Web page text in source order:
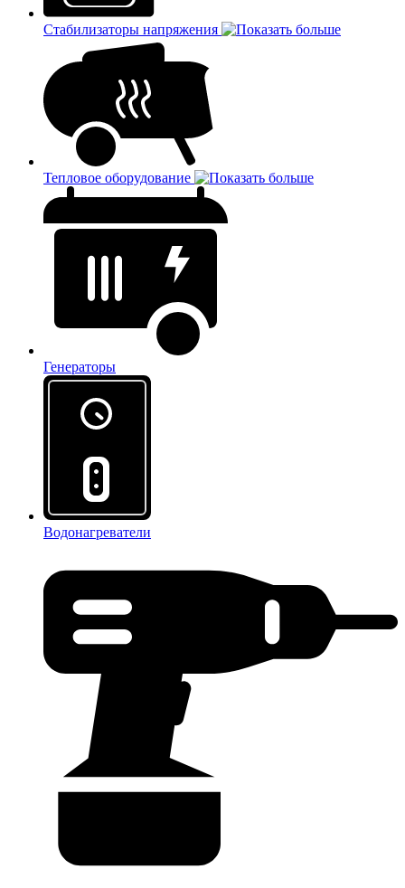
Стабилизаторы напряжения
Тепловое оборудование
Генераторы
Водонагреватели